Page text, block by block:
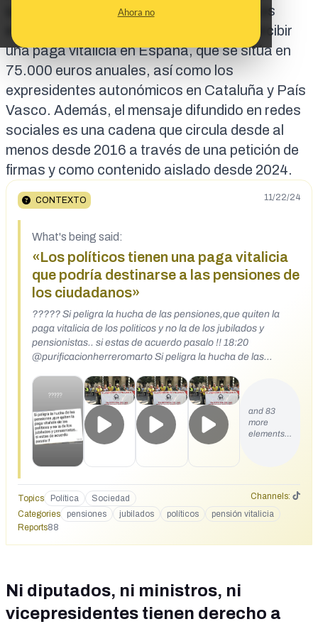
Ahora no
quien ya las percibía sigue haciéndolo. Los
expresidentes del Gobierno sí
pueden percibir
una paga vitalicia en España, que se sitúa en
75.000 euros anuales, así como los
expresidentes autonómicos en Cataluña y País
Vasco. Además, el mensaje difundido en redes
sociales es una cadena que circula desde al
menos desde 2016 a través de una petición de
firmas y como contenido aislado desde 2024.
CONTEXTO 11/22/24
What's being said:
«Los políticos tienen una paga vitalicia
que podría destinarse a las pensiones de
los ciudadanos»
????? Si peligra la hucha de las pensiones,que quiten la
paga vitalicia de los politicos y no la de los jubilados y
pensionistas.. si estas de acuerdo pasalo !! 18:20
@purificacionherreromarto Si peligra la hucha de las
and 83
more
elements…
Topics Política Sociedad
Channels:
Categories
pensiones jubilados políticos
pensión vitalicia
Reports88
Ni diputados, ni ministros, ni
vicepresidentes tienen derecho a